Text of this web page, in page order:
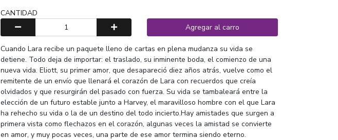
CANTIDAD
Agregar al carro
Cuando Lara recibe un paquete lleno de cartas en plena mudanza su vida se
detiene. Todo deja de importar: el traslado, su inminente boda, el comienzo de una
nueva vida. Eliott, su primer amor, que desapareció diez años atrás, vuelve como el
remitente de un envío que llenará el corazón de Lara con recuerdos que creía
olvidados y que resurgirán del pasado con fuerza. Su vida se tambaleará entre la
elección de un futuro estable junto a Harvey, el maravilloso hombre con el que Lara
ha rehecho su vida o la de un destino del todo incierto.Hay amistades que surgen a
primera vista como flechazos en el corazón, algunas veces la amistad se convierte
en amor, y muy pocas veces, una parte de ese amor termina siendo eterno.